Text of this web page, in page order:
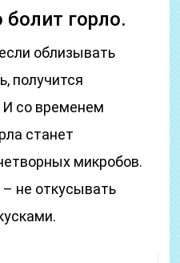
горло.
облизывать
получится
И со временем
станет
микробов.
не откусывать